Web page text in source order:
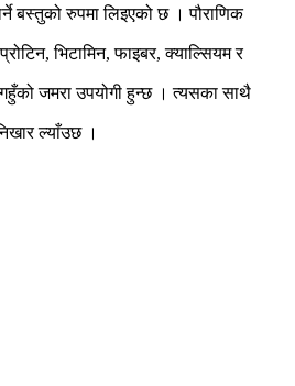
बस्तुको रुपमा लिइएको छ । पौराणिक
भिटामिन, फाइबर, क्याल्सियम र
गहुँको जमरा उपयोगी हुन्छ । त्यसका साथै
ल्याँउछ ।